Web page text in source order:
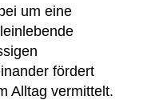
um eine
fördert
Alltag vermittelt.